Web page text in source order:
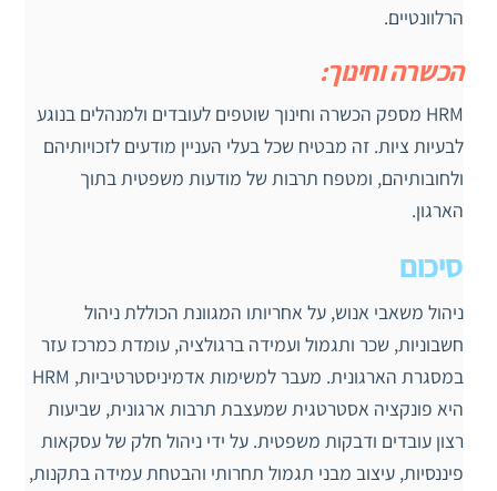
הרלוונטיים.
הכשרה וחינוך:
HRM מספק הכשרה וחינוך שוטפים לעובדים ולמנהלים בנוגע
לבעיות ציות. זה מבטיח שכל בעלי העניין מודעים לזכויותיהם
ולחובותיהם, ומטפח תרבות של מודעות משפטית בתוך
הארגון.
סיכום
ניהול משאבי אנוש, על אחריותו המגוונת הכוללת ניהול
חשבוניות, שכר ותגמול ועמידה ברגולציה, עומדת כמרכז עזר
במסגרת הארגונית. מעבר למשימות אדמיניסטרטיביות, HRM
היא פונקציה אסטרטגית שמעצבת תרבות ארגונית, שביעות
רצון עובדים ודבקות משפטית. על ידי ניהול חלק של עסקאות
פיננסיות, עיצוב מבני תגמול תחרותי והבטחת עמידה בתקנות,